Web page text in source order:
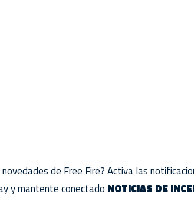
de Free Fire? Activa las
y mantente conectado NOTICIAS DE